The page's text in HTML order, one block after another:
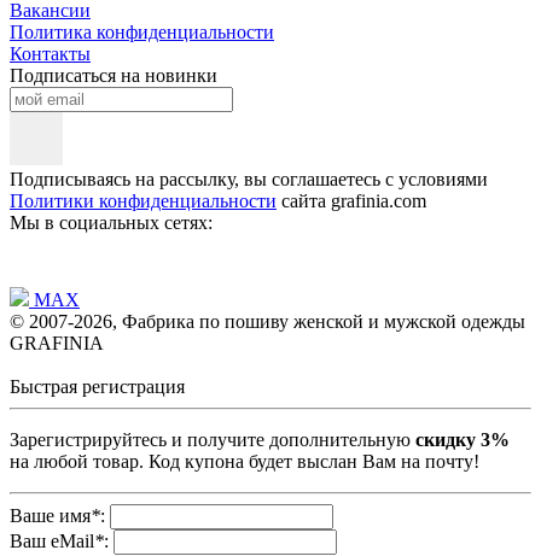
Вакансии
Политика конфиденциальности
Контакты
Подписаться на новинки
Подписываясь на рассылку, вы соглашаетесь с условиями
Политики конфиденциальности сайта grafinia.com
Мы в социальных сетях:
MAX
© 2007-2026, Фабрика по пошиву женской и мужской одежды
GRAFINIA
Быстрая регистрация
Зарегистрируйтесь и получите дополнительную скидку 3%
на любой товар. Код купона будет выслан Вам на почту!
Ваше имя*:
Ваш eMail*: